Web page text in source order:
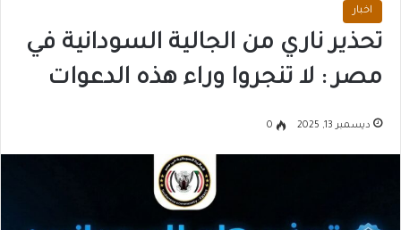
اخبار
تحذير ناري من الجالية السودانية في
مصر : لا تنجروا وراء هذه الدعوات
ديسمبر 13, 2025 0